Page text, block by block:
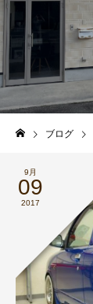
ブログ
9月
09
2017